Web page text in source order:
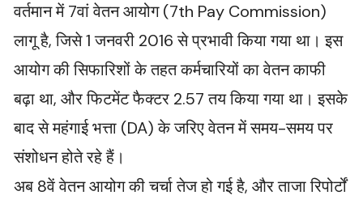
वर्तमान में 7वां वेतन आयोग (7th Pay Commission)
लागू है, जिसे 1 जनवरी 2016 से प्रभावी किया गया था। इस
आयोग की सिफारिशों के तहत कर्मचारियों का वेतन काफी
बढ़ा था, और फिटमेंट फैक्टर 2.57 तय किया गया था। इसके
बाद से महंगाई भत्ता (DA) के जरिए वेतन में समय-समय पर
संशोधन होते रहे हैं।
अब 8वें वेतन आयोग की चर्चा तेज हो गई है, और ताजा रिपोर्टों